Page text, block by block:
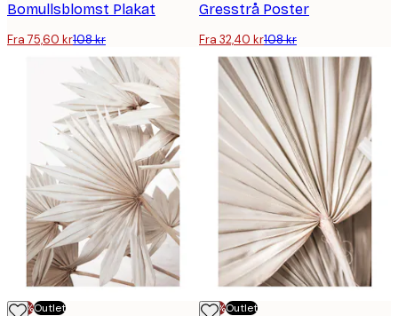
Bomullsblomst Plakat
Fra 75,60 kr108 kr
Gresstrå Poster
Fra 32,40 kr108 kr
-70%Outlet -70%Outlet